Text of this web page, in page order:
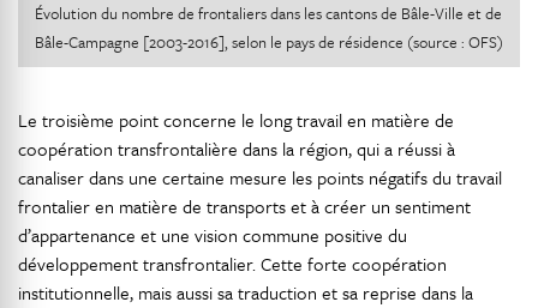
Évolution du nombre de frontaliers dans les cantons de Bâle-Ville et de
Bâle-Campagne [2003-2016], selon le pays de résidence (source : OFS)
Le troisième point concerne le long travail en matière de
coopération transfrontalière dans la région, qui a réussi à
canaliser dans une certaine mesure les points négatifs du travail
frontalier en matière de transports et à créer un sentiment
d’appartenance et une vision commune positive du
développement transfrontalier. Cette forte coopération
institutionnelle, mais aussi sa traduction et sa reprise dans la